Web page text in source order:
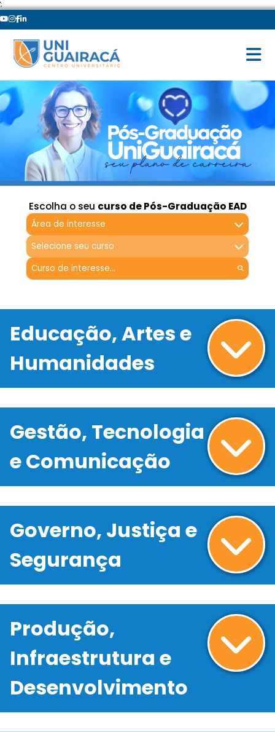
';
Escolha o seu curso de Pós-Graduação EAD
Área de interesse
Selecione seu curso
Educação, Artes e
Humanidades
Gestão, Tecnologia
e Comunicação
Governo, Justiça e
Segurança
Produção,
Infraestrutura e
Desenvolvimento